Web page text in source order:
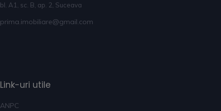
bl. A1, sc. B, ap. 2, Suceava
prima.imobiliare@gmail.com
Link-uri utile
ANPC